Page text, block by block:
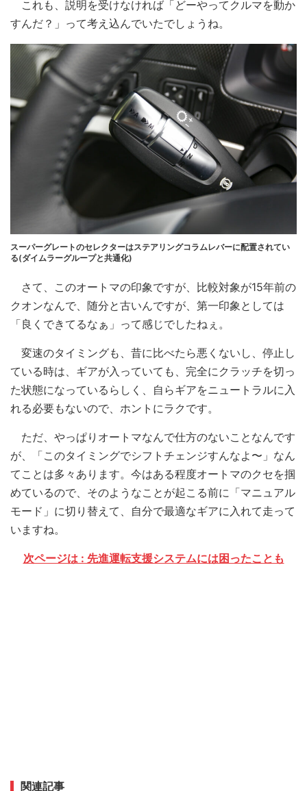
これも、説明を受けなければ「どーやってクルマを動か
すんだ？」って考え込んでいたでしょうね。
スーパーグレートのセレクターはステアリングコラムレバーに配置されてい
る(ダイムラーグループと共通化)
さて、このオートマの印象ですが、比較対象が15年前の
クオンなんで、随分と古いんですが、第一印象としては
「良くできてるなぁ」って感じでしたねぇ。
変速のタイミングも、昔に比べたら悪くないし、停止し
ている時は、ギアが入っていても、完全にクラッチを切っ
た状態になっているらしく、自らギアをニュートラルに入
れる必要もないので、ホントにラクです。
ただ、やっぱりオートマなんで仕方のないことなんです
が、「このタイミングでシフトチェンジすんなよ〜」なん
てことは多々あります。今はある程度オートマのクセを掴
めているので、そのようなことが起こる前に「マニュアル
モード」に切り替えて、自分で最適なギアに入れて走って
いますね。
次ページは : 先進運転支援システムには困ったことも
関連記事